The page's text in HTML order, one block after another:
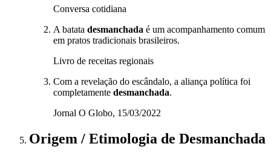
Conversa cotidiana
A batata desmanchada é um acompanhamento comum
em pratos tradicionais brasileiros.
Livro de receitas regionais
Com a revelação do escândalo, a aliança política foi
completamente desmanchada.
Jornal O Globo, 15/03/2022
Origem / Etimologia de Desmanchada